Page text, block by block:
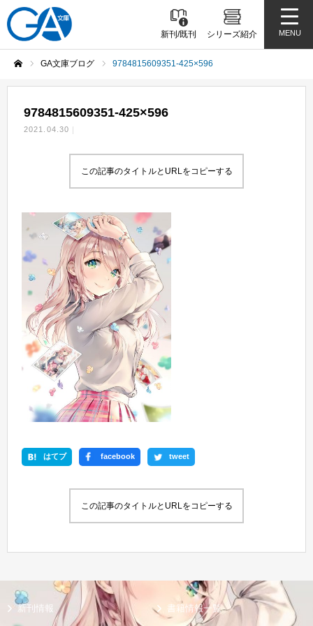
新刊/既刊 シリーズ紹介 MENU
GA文庫ブログ 9784815609351-425×596
9784815609351-425×596
2021.04.30
この記事のタイトルとURLをコピーする
はてブ facebook tweet
この記事のタイトルとURLをコピーする
新刊情報 書籍情報一覧